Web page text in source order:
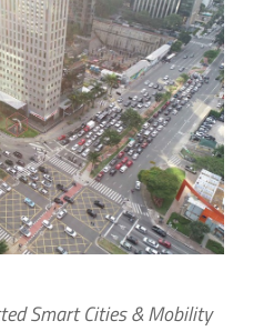
Smart Cities & Mobility